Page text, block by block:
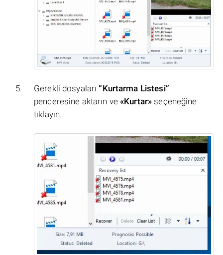
Gerekli dosyaları “Kurtarma Listesi”
penceresine aktarın ve«Kurtar» seçeneğine
tıklayın.